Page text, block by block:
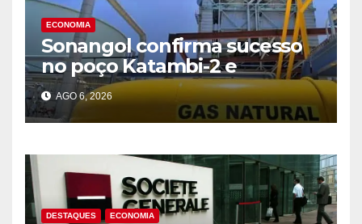
ECONOMIA
Sonangol confirma sucesso
no poço Katambi-2 e
antecipa novo ciclo de
produção de gás na Bacia de
Benguela
AGO 6, 2026
DESTAQUES ECONOMIA